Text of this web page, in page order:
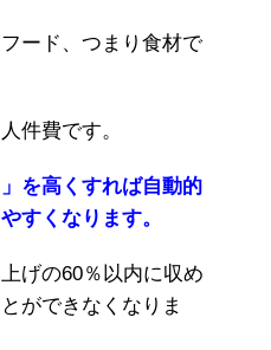
ード、つまり食材で
件費です。
」を高くすれば自動的
すくなります。
げの60％以内に収め
ができなくなりま